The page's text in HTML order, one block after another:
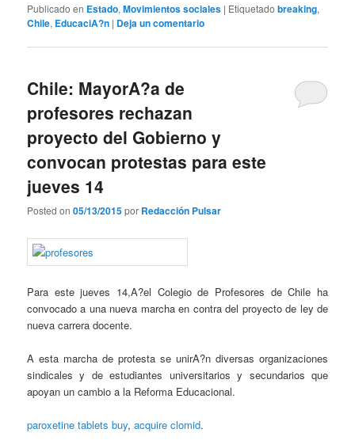
Publicado en Estado,Movimientos sociales | Etiquetado breaking,
Chile, EducaciA?n | Deja un comentario
Chile: MayorA?a de
profesores rechazan
proyecto del Gobierno y
convocan protestas para este
jueves 14
Posted on05/13/2015por Redacción Pulsar
Para este jueves 14,A?el Colegio de Profesores de Chile ha
convocado a una nueva marcha en contra del proyecto de ley de
nueva carrera docente.
A esta marcha de protesta se unirA?n diversas organizaciones
sindicales y de estudiantes universitarios y secundarios que
apoyan un cambio a la Reforma Educacional.
paroxetine tablets buy,acquire clomid.